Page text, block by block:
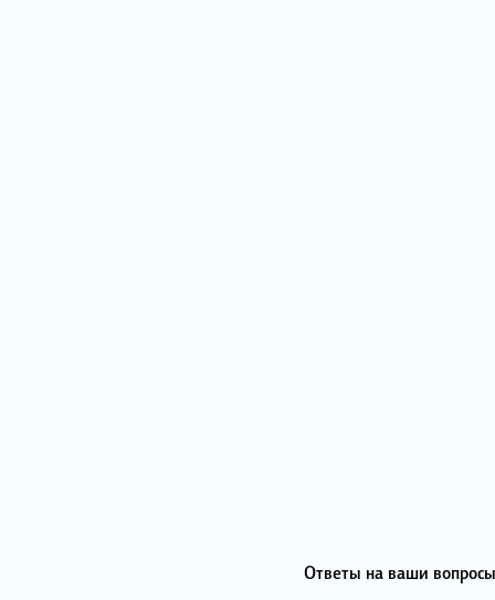
Ответы на ваши